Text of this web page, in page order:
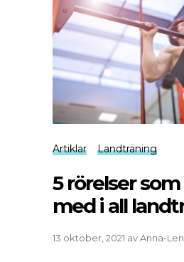
Artiklar Landträning
5 rörelser
med i all
13 oktober, 2021 avAnna-